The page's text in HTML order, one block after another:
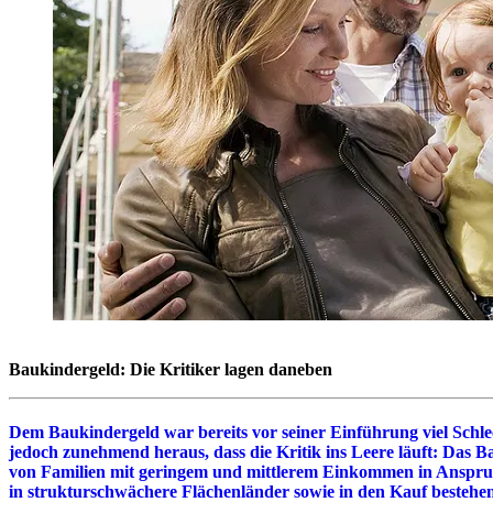
Baukindergeld: Die Kritiker lagen daneben
Dem Baukindergeld war bereits vor seiner Einführung viel
jedoch zunehmend heraus, dass die Kritik ins Leere läuft: Das
von Familien mit geringem und mittlerem Einkommen in
in strukturschwächere Flächenländer sowie in den Kauf